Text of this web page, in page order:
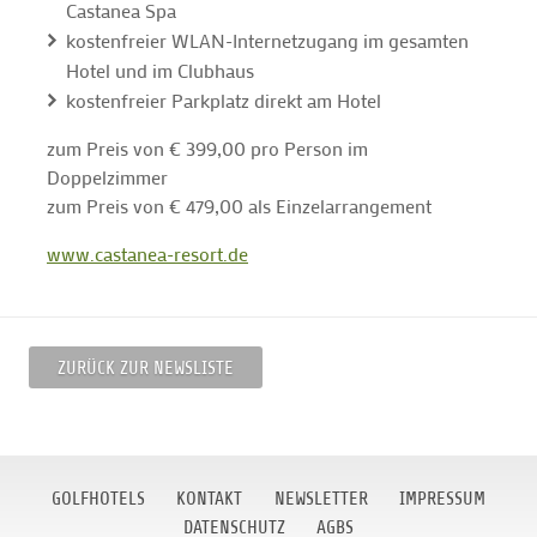
Castanea Spa
kostenfreier WLAN-Internetzugang im gesamten
Hotel und im Clubhaus
kostenfreier Parkplatz direkt am Hotel
zum Preis von € 399,00 pro Person im
Doppelzimmer
zum Preis von € 479,00 als Einzelarrangement
www.castanea-resort.de
ZURÜCK ZUR NEWSLISTE
GOLFHOTELS KONTAKT NEWSLETTER
IMPRESSUM
DATENSCHUTZ
AGBS